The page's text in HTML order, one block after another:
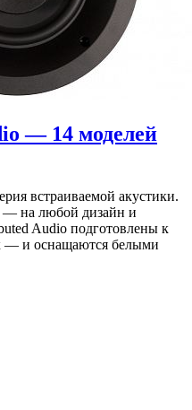
— 14 моделей
встраиваемой акустики.
— на любой дизайн и
Audio подготовлены к
— и оснащаются белыми